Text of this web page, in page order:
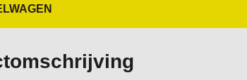
wordt geleverd in een zwart
een oplaadapparaat en een Nederlandse